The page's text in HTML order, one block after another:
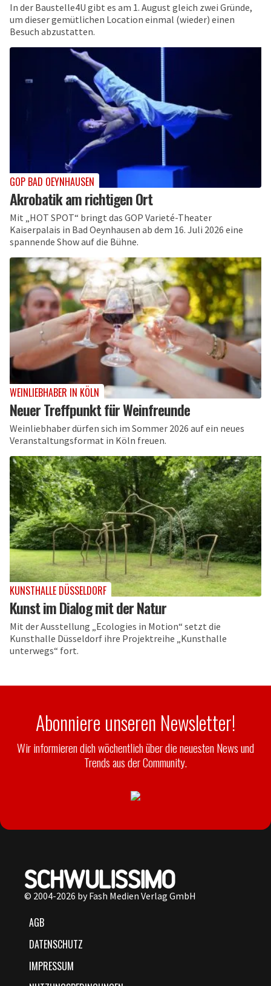
In der Baustelle4U gibt es am 1. August gleich zwei Gründe,
um dieser gemütlichen Location einmal (wieder) einen
Besuch abzustatten.
GOP BAD OEYNHAUSEN
Akrobatik am richtigen Ort
Mit „HOT SPOT“ bringt das GOP Varieté-Theater
Kaiserpalais in Bad Oeynhausen ab dem 16. Juli 2026 eine
spannende Show auf die Bühne.
WEINLIEBHABER IN KÖLN
Neuer Treffpunkt für Weinfreunde
Weinliebhaber dürfen sich im Sommer 2026 auf ein neues
Veranstaltungsformat in Köln freuen.
KUNSTHALLE DÜSSELDORF
Kunst im Dialog mit der Natur
Mit der Ausstellung „Ecologies in Motion“ setzt die
Kunsthalle Düsseldorf ihre Projektreihe „Kunsthalle
unterwegs“ fort.
Abonniere unseren Newsletter!
Wir informieren dich wöchentlich über die neuesten News und
Trends aus der Community.
© 2004-2026 by Fash Medien Verlag GmbH
AGB
DATENSCHUTZ
IMPRESSUM